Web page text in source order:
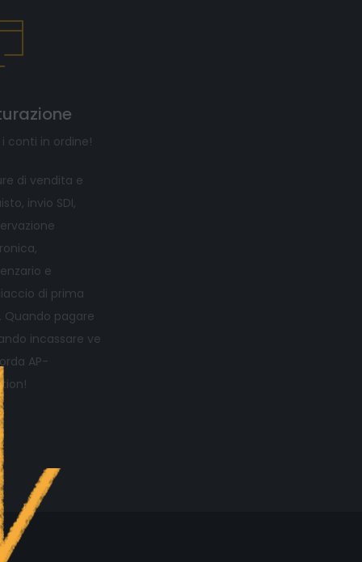
i conti in ordine!
di vendita e
invio SDI,
e
di prima
Quando pagare
incassare ve
AP-